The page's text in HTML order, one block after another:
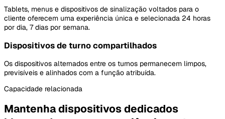
Tablets, menus e dispositivos de sinalização voltados para o
cliente oferecem uma experiência única e selecionada 24 horas
por dia, 7 dias por semana.
Dispositivos de turno compartilhados
Os dispositivos alternados entre os turnos permanecem limpos,
previsíveis e alinhados com a função atribuída.
Capacidade relacionada
Mantenha dispositivos dedicados